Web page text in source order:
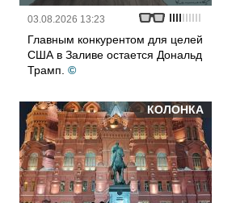
03.08.2026 13:23
Главным конкурентом для целей
США в Заливе остается Дональд
Трамп. ©
КОЛОНКА